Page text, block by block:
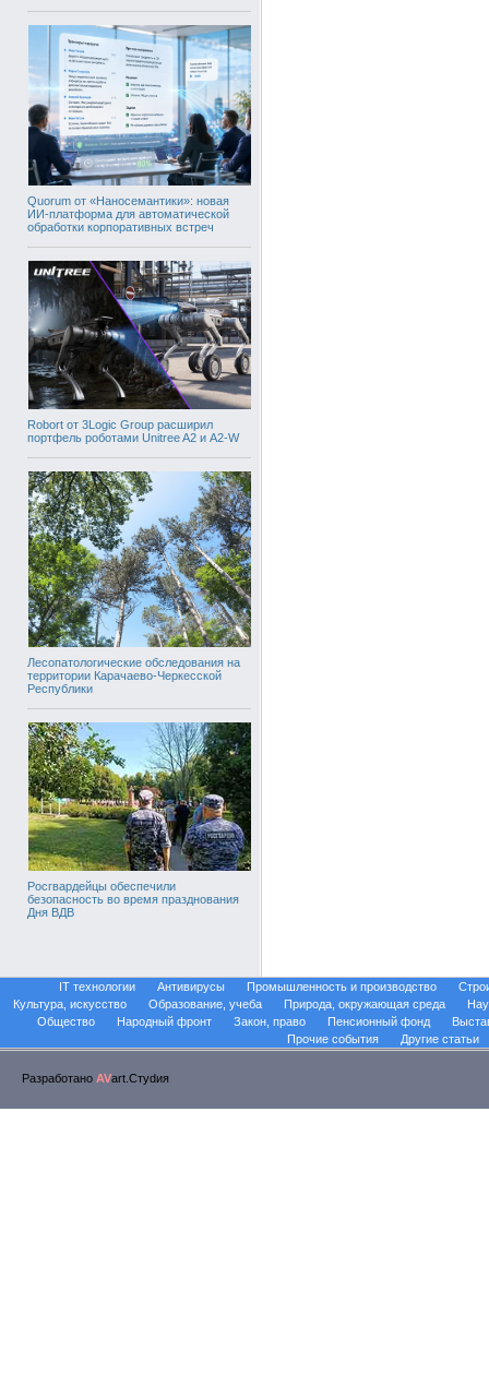
Quorum от «Наносемантики»: новая
ИИ-платформа для автоматической
обработки корпоративных встреч
Robort от 3Logic Group расширил
портфель роботами Unitree A2 и A2-W
Лесопатологические обследования на
территории Карачаево-Черкесской
Республики
Росгвардейцы обеспечили
безопасность во время празднования
Дня ВДВ
IT технологии Антивирусы Промышленность и производство
Культура, искусство
Образование, учеба Природа, окружающая среда
Общество
Народный фронт Закон, право Пенсионный фонд
Прочие события
Другие статьи
Разработано AVart.Стуdия